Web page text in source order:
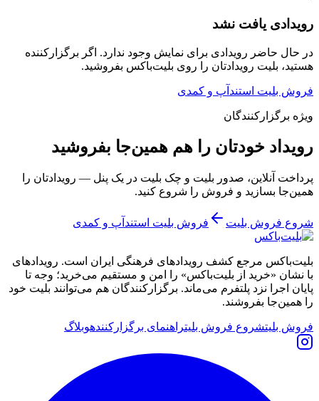
رویدادی یافت نشد
در حال حاضر رویدادی برای نمایش وجود ندارد. اگر برگزارکننده
هستید، بلیت رویدادتان را روی بلیت‌باکس بفروشید.
فروش بلیت استندآپ و کمدی
ویژه برگزارکنندگان
رویداد خودتان را هم همین‌جا بفروشید
پرداخت آنلاین، صدور بلیت و چک بلیت در یک پنل — رویدادتان را
همین‌جا بسازید و فروش را شروع کنید.
شروع فروش بلیت فروش بلیت استندآپ و کمدی
بلیت‌باکس مرجع کشف رویدادهای فرهنگی ایران است. رویدادهای
با نشان «خرید از بلیت‌باکس» را امن و مستقیم می‌خرید؛ وجه تا
پایان اجرا نزد پلتفرم می‌ماند. برگزارکنندگان هم می‌توانند بلیت خود
را همین‌جا بفروشند.
فروش بلیتشروع فروش بلیتراهنمای برگزارکنندهوبلاگ